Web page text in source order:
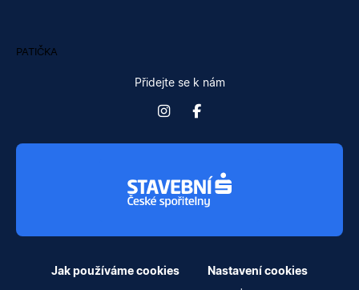
PATIČKA
Přidejte se k nám
Jak používáme cookies
Nastavení cookies